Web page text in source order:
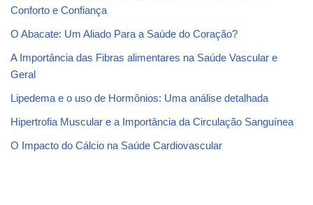
Conforto e Confiança
O Abacate: Um Aliado Para a Saúde do Coração?
A Importância das Fibras alimentares na Saúde Vascular e
Geral
Lipedema e o uso de Hormônios: Uma análise detalhada
Hipertrofia Muscular e a Importância da Circulação Sanguínea
O Impacto do Cálcio na Saúde Cardiovascular